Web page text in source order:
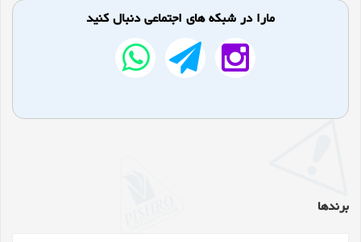
مارا در شبکه های اجتماعی دنبال کنید
برندها